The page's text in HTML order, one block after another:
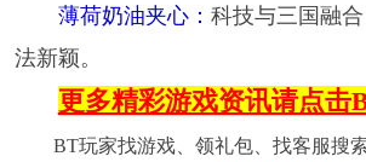
薄荷奶油夹心： 科技与三国融
法新颖。
更多精彩游戏资讯请点击
BT玩家找游戏、领礼包、找客服搜